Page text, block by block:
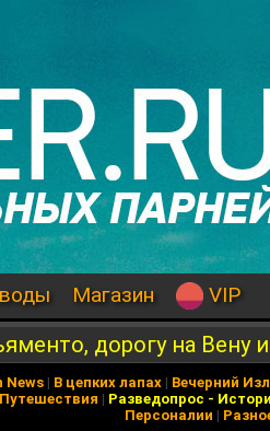
Магазин VIP
дорогу на Вену
News | В цепких лапах | Вечерний
Путешествия | Разведопрос -
Персоналии |